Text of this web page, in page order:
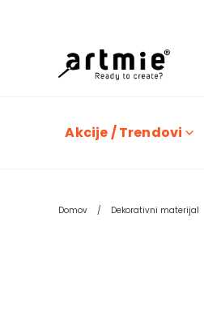
Akcije / Trendovi
Domov Dekorativni materijal